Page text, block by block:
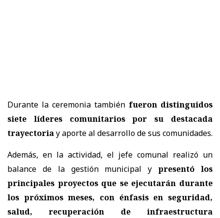
Durante la ceremonia también fueron distinguidos
siete líderes comunitarios por su destacada
trayectoriay aporte al desarrollo de sus comunidades.
Además, en la actividad, el jefe comunal realizó un
balance de la gestión municipal ypresentó los
principales proyectos que se ejecutarán durante
los próximos meses, con énfasis en seguridad,
salud, recuperación de infraestructura